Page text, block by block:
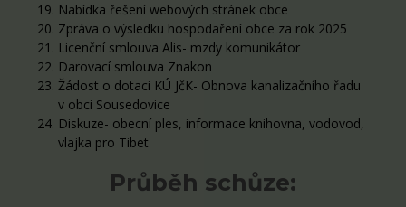
Nabídka řešení webových stránek obce
Zpráva o výsledku hospodaření obce za rok 2025
Licenční smlouva Alis- mzdy komunikátor
Darovací smlouva Znakon
Žádost o dotaci KÚ JčK- Obnova kanalizačního řadu
v obci Sousedovice
Diskuze- obecní ples, informace knihovna, vodovod,
vlajka pro Tibet
Průběh schůze: